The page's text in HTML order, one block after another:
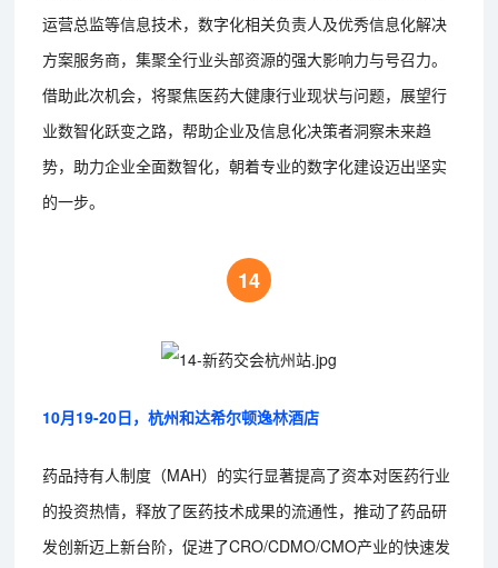
运营总监等信息技术，数字化相关负责人及优秀信息化解决
方案服务商，集聚全行业头部资源的强大影响力与号召力。
借助此次机会，将聚焦医药大健康行业现状与问题，展望行
业数智化跃变之路，帮助企业及信息化决策者洞察未来趋
势，助力企业全面数智化，朝着专业的数字化建设迈出坚实
的一步。
14
10月19-20日，杭州和达希尔顿逸林酒店
药品持有人制度（MAH）的实行显著提高了资本对医药行业
的投资热情，释放了医药技术成果的流通性，推动了药品研
发创新迈上新台阶，促进了CRO/CDMO/CMO产业的快速发